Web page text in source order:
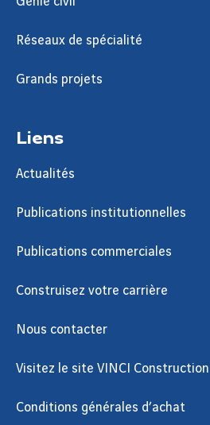
Réseaux de spécialité
Grands projets
Liens
Actualités
Publications institutionnelles
Publications commerciales
Construisez votre carrière
Nous contacter
Visitez le site VINCI Construction
Conditions générales d’achat